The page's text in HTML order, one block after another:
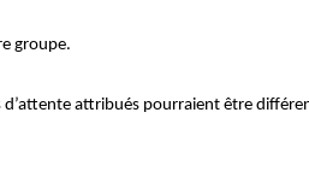
groupe.
d’attente attribués pourraient être